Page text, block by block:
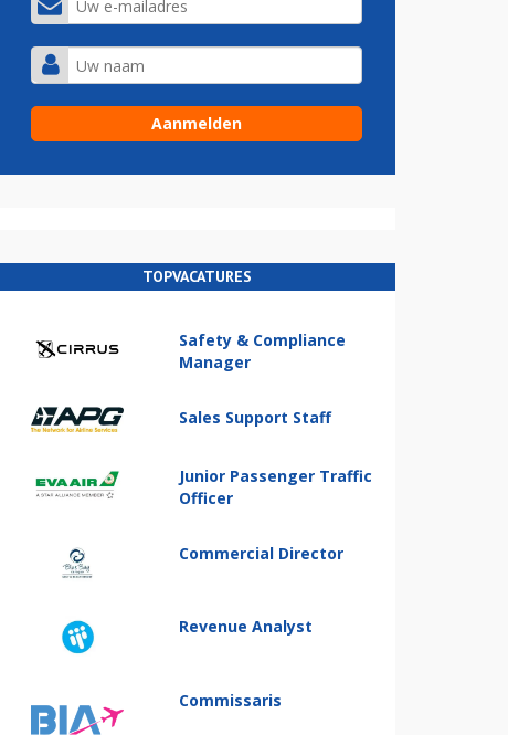
TOPVACATURES
Safety & Compliance
Manager
Sales Support Staff
Junior Passenger Traffic
Officer
Commercial Director
Revenue Analyst
Commissaris